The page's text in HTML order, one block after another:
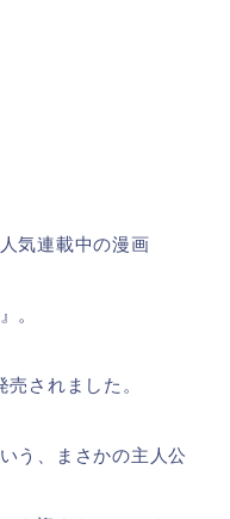
気連載中の漫画
。
されました。
う、まさかの主人公